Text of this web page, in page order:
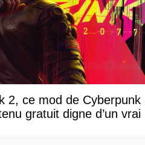
2, ce mod de Cyberpunk
gratuit digne d’un vrai